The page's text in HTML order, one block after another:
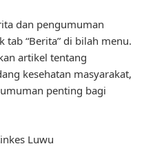
dan pengumuman
“Berita” di bilah menu.
artikel tentang
kesehatan masyarakat,
penting bagi
Luwu